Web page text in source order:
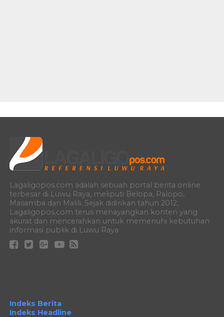
Lagaligopos.com adalah sebuah portal berita online
terbesar di Luwu Raya, meliputi Belopa, Palopo,
Masamba dan Malili. Sejak didirikan tahun 2012,
Lagaligopos.com terus menayangkan konten yang
akurat dan mencerahkan untuk memenuhi kebutuhan
informasi publik di Luwu Raya
Indeks Berita
Indeks Headline